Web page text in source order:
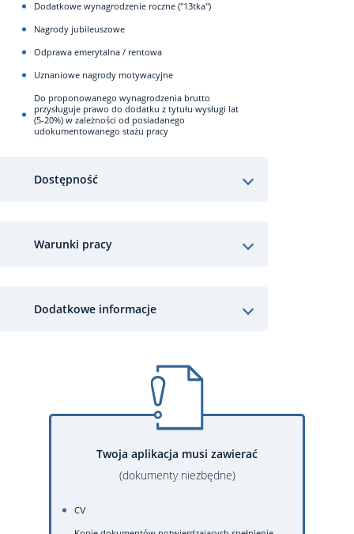
Dodatkowe wynagrodzenie roczne ("13tka")
Nagrody jubileuszowe
Odprawa emerytalna / rentowa
Uznaniowe nagrody motywacyjne
Do proponowanego wynagrodzenia brutto
przysługuje prawo do dodatku z tytułu wysługi lat
(5-20%) w zależności od posiadanego
udokumentowanego stażu pracy
Dostępność
Warunki pracy
Dodatkowe informacje
Twoja aplikacja musi zawierać
(dokumenty niezbędne)
CV